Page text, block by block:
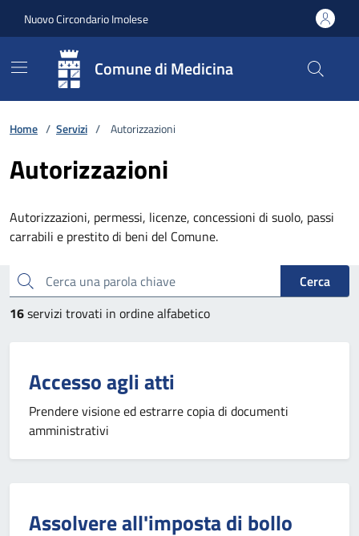
Nuovo Circondario Imolese
Comune di Medicina
Home / Servizi / Autorizzazioni
Autorizzazioni
Autorizzazioni, permessi, licenze, concessioni di suolo, passi
carrabili e prestito di beni del Comune.
Esplora tutti i servizi
Cerca una parola chiave
Cerca
16servizi trovati in ordine alfabetico
Accesso agli atti
Prendere visione ed estrarre copia di documenti
amministrativi
Assolvere all'imposta di bollo